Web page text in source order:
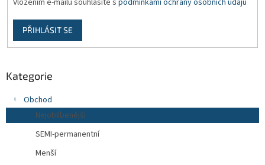
Vložením e-mailu souhlasíte s podmínkami ochrany osobních údajů
PŘIHLÁSIT SE
Kategorie
Obchod
Nejoblíbenější
SEMI-permanentní
Menší